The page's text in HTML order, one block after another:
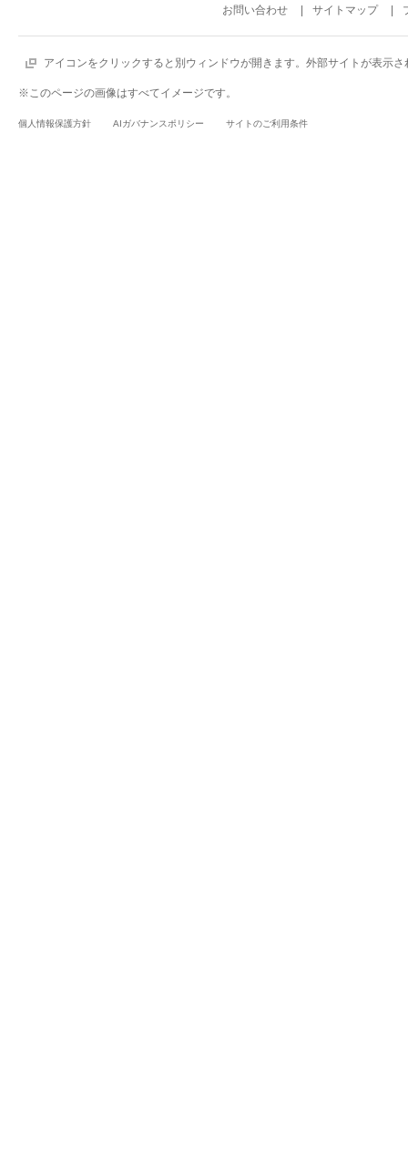
お問い合わせ サイトマップ
アイコンをクリックすると別ウィンドウが開きます。外部サイトが表示
※このページの画像はすべてイメージです。
個人情報保護方針 AIガバナンスポリシー サイトのご利用条件